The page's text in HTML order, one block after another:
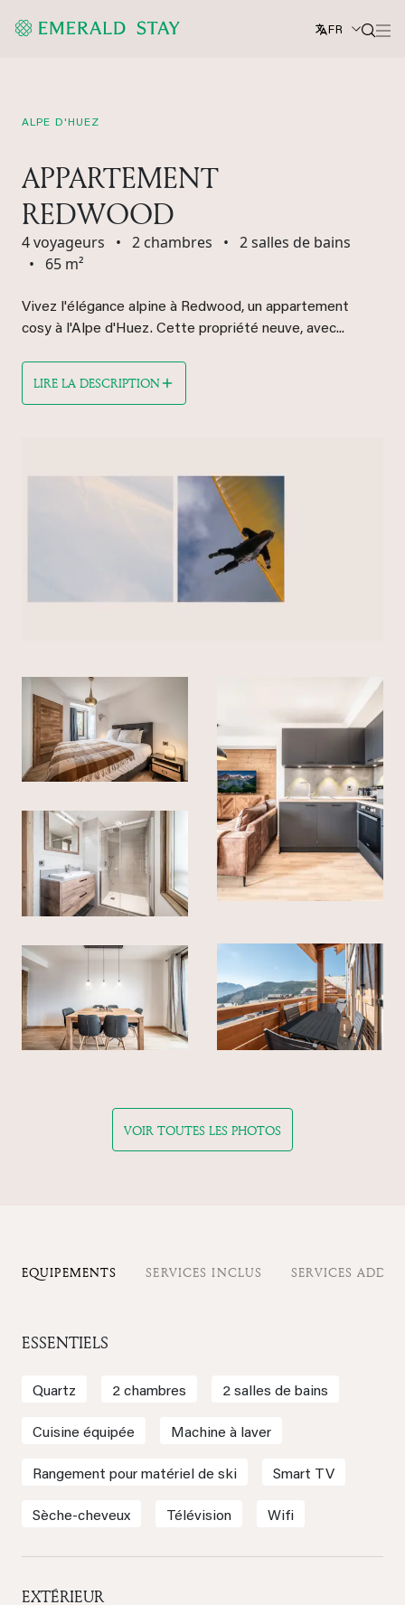
FR
ALPE D'HUEZ
APPARTEMENT
REDWOOD
4 voyageurs • 2 chambres • 2 salles de bains
•
65 m²
Vivez l'élégance alpine à Redwood, un appartement
cosy à l'Alpe d'Huez. Cette propriété neuve, avec...
LIRE LA DESCRIPTION
VOIR TOUTES LES PHOTOS
EQUIPEMENTS SERVICES INCLUS SERVICES
ESSENTIELS
Quartz 2 chambres 2 salles de bains
Cuisine équipée Machine à laver
Rangement pour matériel de ski Smart TV
Sèche-cheveux Télévision Wifi
EXTÉRIEUR